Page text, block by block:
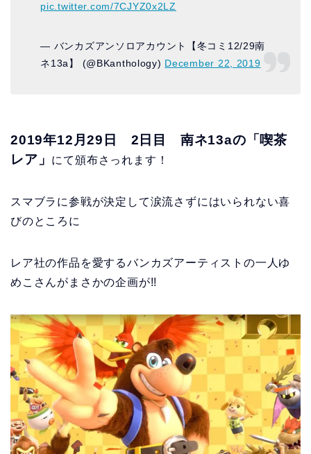
pic.twitter.com/7CJYZ0x2LZ
— バンカズアンソロアカウント【冬コミ12/29南
ネ13a】 (@BKanthology) December 22, 2019
2019年12月29日 2日目 南ネ13aの「喫茶
レア」
にて頒布さっれます！
スマブラに参戦が決定して涙流さずにはいられない喜
びのところに
レア社の作品を愛するバンカズアーティストの一人ゆ
めこさんがまさかの企画が!!